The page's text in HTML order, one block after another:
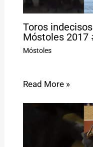
Toros
Móstoles 2017
Móstoles
Read More »